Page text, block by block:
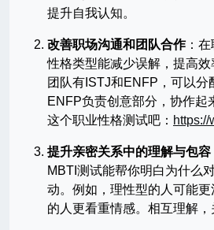
提升自我认知。
改善职场沟通和团队合作：在
性格类型能减少误解，提高
团队有ISTJ和ENFP，可以分
ENFP负责创意部分，协作起
这个职业性格测试吧：
提升亲密关系中的理解与包容
MBTI测试能帮你明白为什么
动。例如，理性型的人可能
的人更看重情感。相互理解，